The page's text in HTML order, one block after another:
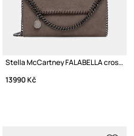
Stella McCartney FALABELLA crossbody kabelka dámská z imitace semiše
13990 Kč